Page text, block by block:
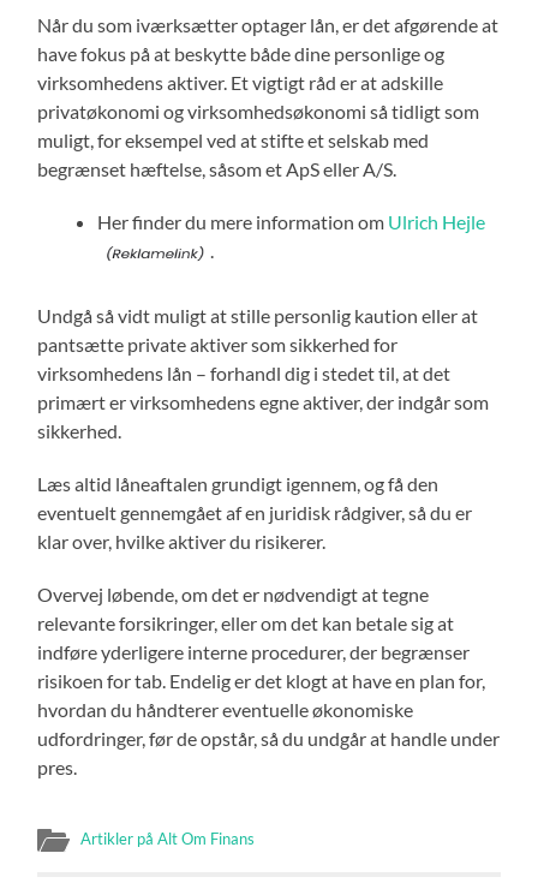
Når du som iværksætter optager lån, er det afgørende at
have fokus på at beskytte både dine personlige og
virksomhedens aktiver. Et vigtigt råd er at adskille
privatøkonomi og virksomhedsøkonomi så tidligt som
muligt, for eksempel ved at stifte et selskab med
begrænset hæftelse, såsom et ApS eller A/S.
Her finder du mere information om Ulrich Hejle
Undgå så vidt muligt at stille personlig kaution eller at
pantsætte private aktiver som sikkerhed for
virksomhedens lån – forhandl dig i stedet til, at det
primært er virksomhedens egne aktiver, der indgår som
sikkerhed.
Læs altid låneaftalen grundigt igennem, og få den
eventuelt gennemgået af en juridisk rådgiver, så du er
klar over, hvilke aktiver du risikerer.
Overvej løbende, om det er nødvendigt at tegne
relevante forsikringer, eller om det kan betale sig at
indføre yderligere interne procedurer, der begrænser
risikoen for tab. Endelig er det klogt at have en plan for,
hvordan du håndterer eventuelle økonomiske
udfordringer, før de opstår, så du undgår at handle under
pres.
Artikler på Alt Om Finans